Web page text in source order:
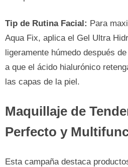
Tip de Rutina Facial: Para
Aqua Fix, aplica el Gel Ultra
ligeramente húmedo después
a que el ácido hialurónico
las capas de la piel.
Maquillaje de
Perfecto y
Esta campaña destaca